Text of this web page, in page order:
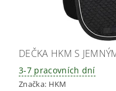
DEČKA HKM S
3-7 pracovních dní
Značka: HKM